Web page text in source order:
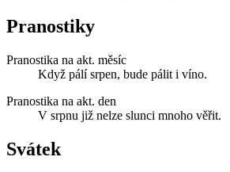
Pranostiky
Pranostika na akt. měsíc
Když pálí srpen, bude pálit i víno.
Pranostika na akt. den
V srpnu již nelze slunci mnoho věřit.
Svátek